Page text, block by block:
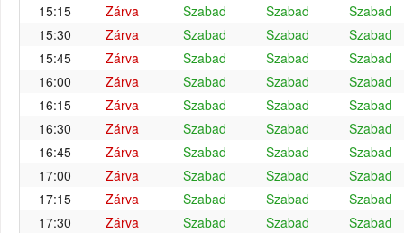
15:15
Zárva Szabad Szabad
Szabad
15:30
Zárva Szabad Szabad
Szabad
15:45
Zárva Szabad Szabad
Szabad
16:00
Zárva Szabad Szabad
Szabad
16:15
Zárva Szabad Szabad
Szabad
16:30
Zárva Szabad Szabad
Szabad
16:45
Zárva Szabad Szabad
Szabad
17:00
Zárva Szabad Szabad
Szabad
17:15
Zárva Szabad Szabad
Szabad
17:30
Zárva Szabad Szabad
Szabad